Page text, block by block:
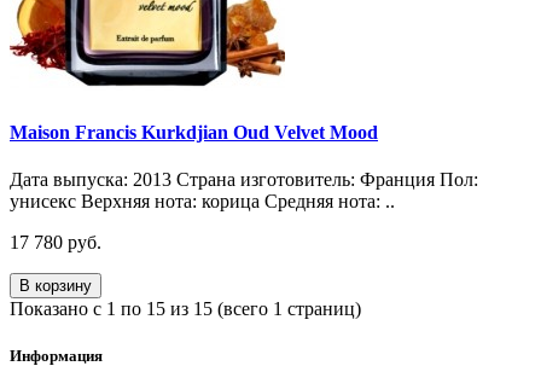
Maison Francis Kurkdjian Oud Velvet Mood
Дата выпуска: 2013 Страна изготовитель: Франция Пол:
унисекс Верхняя нота: корица Средняя нота: ..
17 780 руб.
В корзину
Показано с 1 по 15 из 15 (всего 1 страниц)
Информация